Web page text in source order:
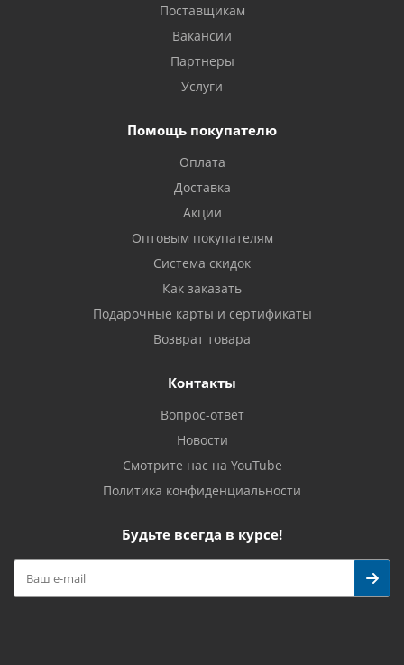
Поставщикам
Вакансии
Партнеры
Услуги
Помощь покупателю
Оплата
Доставка
Акции
Оптовым покупателям
Система скидок
Как заказать
Подарочные карты и сертификаты
Возврат товара
Контакты
Вопрос-ответ
Новости
Смотрите нас на YouTube
Политика конфиденциальности
Будьте всегда в курсе!